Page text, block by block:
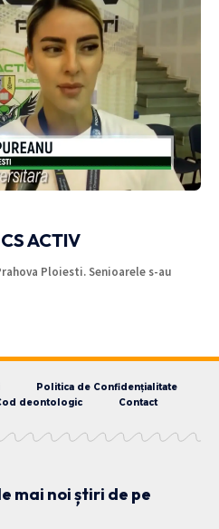
ACTIV
Ploiesti. Senioarele s-au
Politica de Confidențialitate
deontologic Contact
mai noi știri de pe